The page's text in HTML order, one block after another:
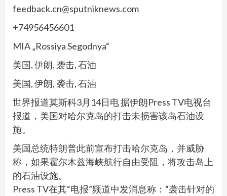
feedback.cn@sputniknews.com
+74956456601
MIA „Rossiya Segodnya“
美国, 伊朗, 袭击, 石油
美国, 伊朗, 袭击, 石油
世界报道莫斯科3月14日电 据伊朗Press TV电视台
报道，美国对哈尔克岛的打击未损害该岛石油设
施。
美国总统特朗普此前宣布打击哈尔克岛，并威胁
称，如果霍尔木兹海峡航行自由受阻，将攻击岛上
的石油设施。
Press TV在其“电报”频道中发消息称：“袭击针对的